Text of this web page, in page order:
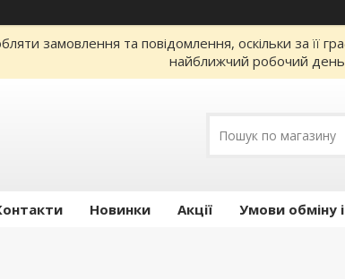
замовлення та повідомлення, оскільки за її
найближчий робочий
Новинки Акції Умови обміну